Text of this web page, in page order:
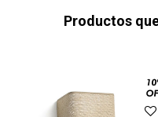
Productos